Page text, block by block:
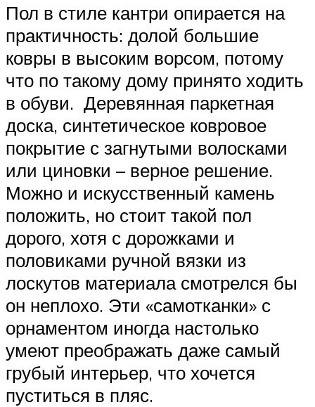
Пол в стиле кантри опирается на
практичность: долой большие
ковры в высоким ворсом, потому
что по такому дому принято ходить
в обуви. Деревянная паркетная
доска, синтетическое ковровое
покрытие с загнутыми волосками
или циновки – верное решение.
Можно и искусственный камень
положить, но стоит такой пол
дорого, хотя с дорожками и
половиками ручной вязки из
лоскутов материала смотрелся бы
он неплохо. Эти «самотканки» с
орнаментом иногда настолько
умеют преображать даже самый
грубый интерьер, что хочется
пуститься в пляс.